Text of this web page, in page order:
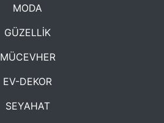
MODA
GÜZELLİK
MÜCEVHER
EV-DEKOR
SEYAHAT